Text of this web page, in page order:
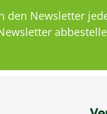
den Newsletter